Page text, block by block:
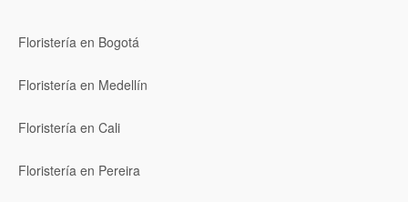
Floristería en Bogotá
Floristería en Medellín
Floristería en Cali
Floristería en Pereira